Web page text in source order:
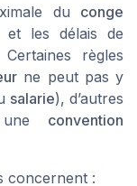
du conge
et les délais de
règles
ne peut pas y
salarie), d’autres
une convention
concernent :